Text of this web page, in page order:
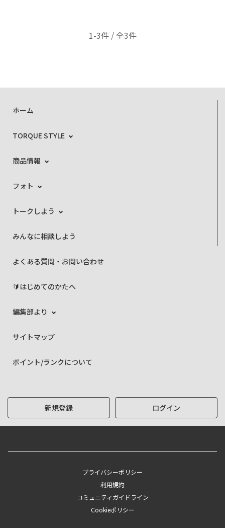
1-3件 / 全3件
ホーム
TORQUE STYLE
商品情報
フォト
トークしよう
みんなに相談しよう
よくある質問・お問い合わせ
🔰はじめてのかたへ
編集部より
サイトマップ
ポイント/ランクについて
新規登録 ログイン
プライバシーポリシー
利用規約
コミュニティガイドライン
Cookieポリシー